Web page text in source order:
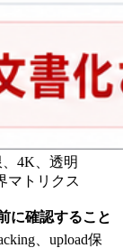
4K、透明
マトリクス
に確認すること
、upload保